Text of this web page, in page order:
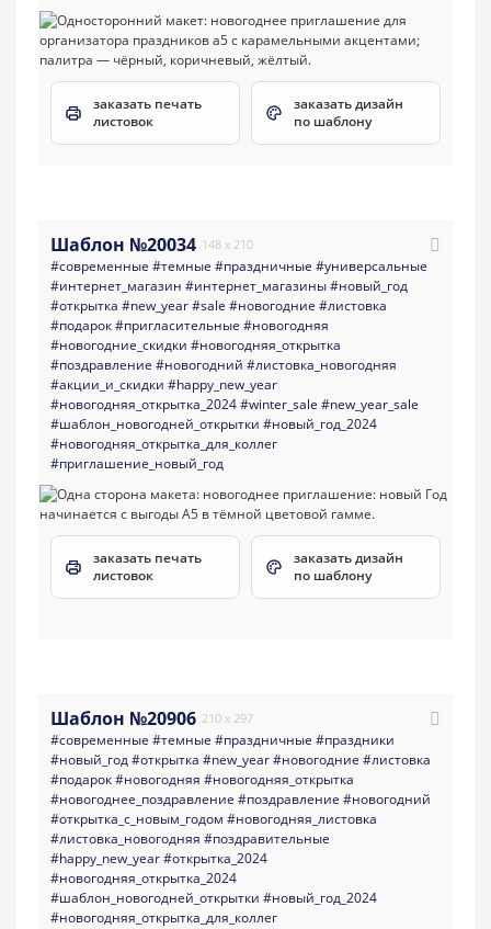
заказать печать
листовок
заказать дизайн
по шаблону
Шаблон №20034 148 x 210
#современные #темные #праздничные #универсальные
#интернет_магазин #интернет_магазины#новый_год
#открытка #new_year#sale #новогодние #листовка
#подарок#пригласительные #новогодняя
#новогодние_скидки #новогодняя_открытка
#поздравление #новогодний #листовка_новогодняя
#акции_и_скидки #happy_new_year
#новогодняя_открытка_2024#winter_sale #new_year_sale
#шаблон_новогодней_открытки #новый_год_2024
#новогодняя_открытка_для_коллег
#приглашение_новый_год
заказать печать
листовок
заказать дизайн
по шаблону
Шаблон №20906 210 x 297
#современные #темные #праздничные #праздники
#новый_год#открытка #new_year#новогодние #листовка
#подарок#новогодняя #новогодняя_открытка
#новогоднее_поздравление #поздравление #новогодний
#открытка_с_новым_годом #новогодняя_листовка
#листовка_новогодняя #поздравительные
#happy_new_year#открытка_2024
#новогодняя_открытка_2024
#шаблон_новогодней_открытки #новый_год_2024
#новогодняя_открытка_для_коллег